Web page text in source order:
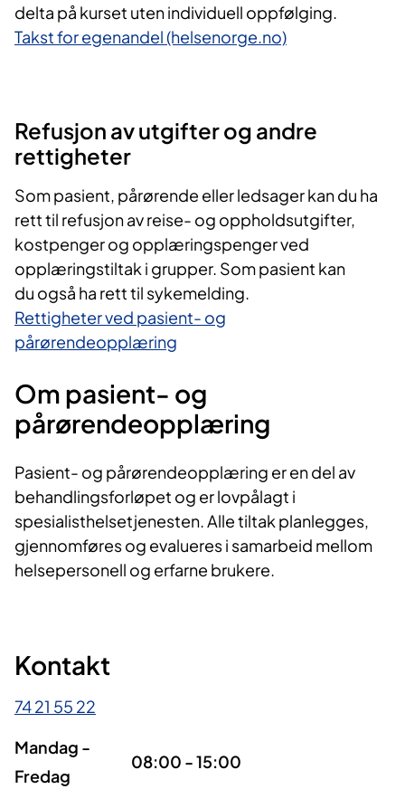
delta på kurset uten individuell oppfølging.
Takst for egenandel (helsenorge.no)
Refusjon av utgifter og andre
rettigheter
Som pasient, pårørende eller ledsager kan du ha
rett til refusjon av reise- og oppholdsutgifter,
kostpenger og opplæringspenger ved
opplæringstiltak i grupper.​ Som pasient kan
du også ha rett til sykemelding.
Rettigheter ved pasient- og
pårørendeopplæring
Om pasient- og
pårørendeopplæring
Pasient- og pårørendeopplæring er en del av
behandlingsforløpet og er lovpålagt i
spesialisthelsetjenesten. Alle tiltak planlegges,
gjennomføres og evalueres i samarbeid mellom
helsepersonell og erfarne brukere.
Kontakt
74 21 55 22
Mandag -
Fredag
08:00 - 15:00